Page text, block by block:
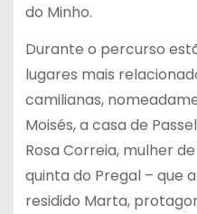
do Minho.
Durante o percurso
lugares mais
camilianas,
Moisés, a casa de
Rosa Correia, mulher
quinta do Pregal – que
residido Marta,